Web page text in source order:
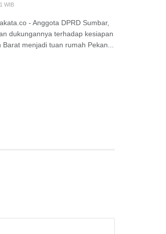
WIB
- Anggota DPRD Sumbar,
dukungannya terhadap kesiapan
Barat menjadi tuan rumah Pekan...